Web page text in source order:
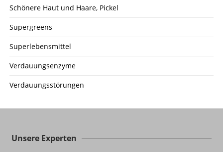
Schönere Haut und Haare, Pickel
Supergreens
Superlebensmittel
Verdauungsenzyme
Verdauungsstörungen
Unsere Experten